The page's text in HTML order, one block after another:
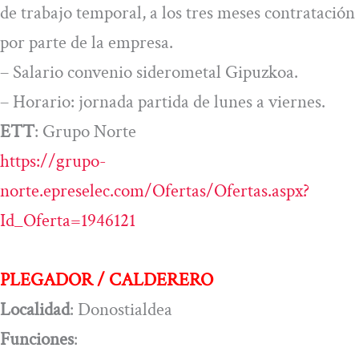
de trabajo temporal, a los tres meses contratación
por parte de la empresa.
– Salario convenio siderometal Gipuzkoa.
– Horario: jornada partida de lunes a viernes.
ETT: Grupo Norte
https://grupo-
norte.epreselec.com/Ofertas/Ofertas.aspx?
Id_Oferta=1946121
PLEGADOR / CALDERERO
Localidad: Donostialdea
Funciones: